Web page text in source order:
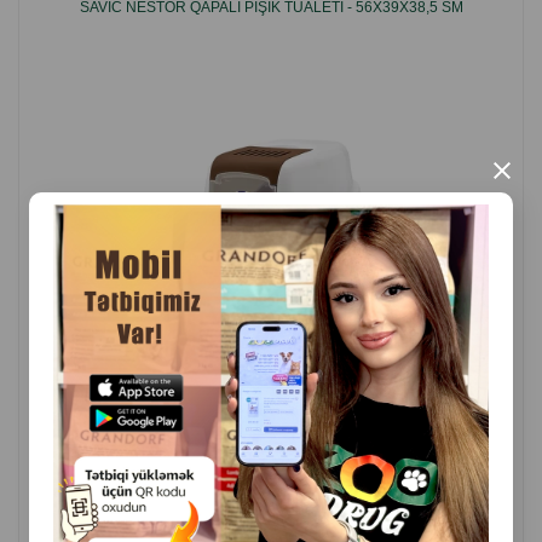
×
SAVIC NESTOR QAPALI PIŞIK TUALETI - 56X39X38,5 SM
( Rəylər)
Qiymət
Almaq
1 ədəd
54.00
ALMAQ